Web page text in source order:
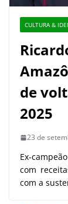
CULTURA &
de
2025
23 de
Ex-
com
com a